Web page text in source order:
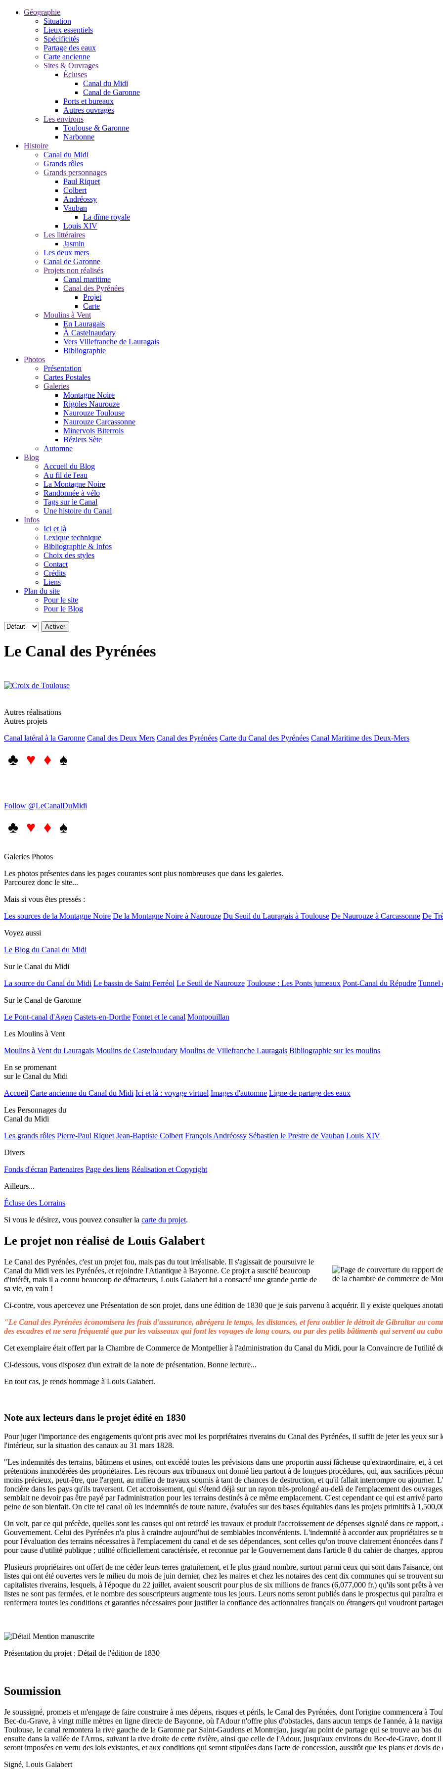
Géographie
Situation
Lieux essentiels
Spécificités
Partage des eaux
Carte ancienne
Sites & Ouvrages
Écluses
Canal du Midi
Canal de Garonne
Ports et bureaux
Autres ouvrages
Les environs
Toulouse & Garonne
Narbonne
Histoire
Canal du Midi
Grands rôles
Grands personnages
Paul Riquet
Colbert
Andréossy
Vauban
La dîme royale
Louis XIV
Les littéraires
Jasmin
Les deux mers
Canal de Garonne
Projets non réalisés
Canal maritime
Canal des Pyrénées
Projet
Carte
Moulins à Vent
En Lauragais
À Castelnaudary
Vers Villefranche de Lauragais
Bibliographie
Photos
Présentation
Cartes Postales
Galeries
Montagne Noire
Rigoles Naurouze
Naurouze Toulouse
Naurouze Carcassonne
Minervois Biterrois
Béziers Sète
Automne
Blog
Accueil du Blog
Au fil de l'eau
La Montagne Noire
Randonnée à vélo
Tags sur le Canal
Une histoire du Canal
Infos
Ici et là
Lexique technique
Bibliographie & Infos
Choix des styles
Contact
Crédits
Liens
Plan du site
Pour le site
Pour le Blog
Le Canal des Pyrénées
Autres réalisations
Autres projets
Canal latéral à la Garonne Canal des Deux Mers Canal des Pyrénées Carte du Canal des Pyrénées Canal Maritime des Deux-Mers
♣ ♥ ♦ ♠
Follow @LeCanalDuMidi
♣ ♥ ♦ ♠
Galeries Photos
Les photos présentes dans les pages courantes sont plus nombreuses que dans les galeries.
Parcourez donc le site...
Mais si vous êtes pressés :
Les sources de la Montagne Noire De la Montagne Noire à Naurouze Du Seuil du Lauragais à Toulouse De Naurouze à Carcassonne De
Voyez aussi
Le Blog du Canal du Midi
Sur le Canal du Midi
La source du Canal du Midi Le bassin de Saint Ferréol Le Seuil de Naurouze Toulouse : Les Ponts jumeaux Pont-Canal du Répudre Tunnel
Sur le Canal de Garonne
Le Pont-canal d'Agen Castets-en-Dorthe Fontet et le canal Montpouillan
Les Moulins à Vent
Moulins à Vent du Lauragais Moulins de Castelnaudary Moulins de Villefranche Lauragais Bibliographie sur les moulins
En se promenant
sur le Canal du Midi
Accueil Carte ancienne du Canal du Midi Ici et là : voyage virtuel Images d'automne Ligne de partage des eaux
Les Personnages du
Canal du Midi
Les grands rôles Pierre-Paul Riquet Jean-Baptiste Colbert François Andréossy Sébastien le Prestre de Vauban Louis XIV
Divers
Fonds d'écran Partenaires Page des liens Réalisation et Copyright
Ailleurs...
Écluse des Lorrains
Si vous le désirez, vous pouvez consulter la carte du projet.
Le projet non réalisé de Louis Galabert
Le Canal des Pyrénées, c'est un projet fou, mais pas du tout irréalisable. Il s'agissait de poursuivre le
Canal du Midi vers les Pyrénées, et rejoindre l'Atlantique à Bayonne. Ce projet a suscité beaucoup
d'intérêt, mais il a connu beaucoup de détracteurs, Louis Galabert lui a consacré une grande partie de
sa vie, en vain !
Ci-contre, vous apercevez une Présentation de son projet, dans une édition de 1830 que je suis parvenu à acquérir. Il y existe quelques
"Le Canal des Pyrénées économisera les frais d'assurance, abrégera le temps, les distances, et fera oublier le détroit de Gibraltar au
des escadres et ne sera fréquenté que par les vaisseaux qui font les voyages de long cours, ou par des petits bâtiments qui servent au
Cet exemplaire était offert par la Chambre de Commerce de Montpellier à l'administration du Canal du Midi, pour la Convaincre de l'utilité
Ci-dessous, vous disposez d'un extrait de la note de présentation. Bonne lecture...
En tout cas, je rends hommage à Louis Galabert.
Note aux lecteurs dans le projet édité en 1830
Pour juger l'importance des engagements qu'ont pris avec moi les porpriétaires riverains du Canal des Pyrénées, il suffit de jeter les yeux
l'intérieur, sur la situation des canaux au 31 mars 1828.
"Les indemnités des terrains, bâtimens et usines, ont excédé toutes les prévisions dans une proportin aussi fâcheuse qu'extraordinaire, et, à
prétentions immodérées des propriétaires. Les recours aux tribunaux ont donné lieu partout à de longues procédures, qui, aux sacrifices
moins précieux, peut-être, que l'argent, au milieu de travaux soumis à tant de chances de destruction, et qu'il fallait interrompre ou ajourner.
foncière dans les pays qu'ils traversent. Cet accroissement, qui s'étend déjà sur un rayon très-prolongé au-delà de l'emplacement des
semblait ne devoir pas être payé par l'administration pour les terrains destinés à ce même emplacement. C'est cependant ce qui est arrivé
peine de son bienfait. On cite tel canal où les indemnités de toute nature, évaluées sur des bases équitables dans les projets primitifs à
On voit, par ce qui précède, quelles sont les causes qui ont retardé les travaux et produit l'accroissement de dépenses signalé dans ce
Gouvernement. Celui des Pyrénées n'a plus à craindre aujourd'hui de semblables inconvénients. L'indemnité à accorder aux propriétaires se
pour l'évaluation des terrains nécessaires à l'emplacement du canal et de ses dépendances, sont celles qu'on trouve clairement énoncées
pour cause d'utilité publique ; utilité officiellement caractérisée, et reconnue par le Gouvernement dans l'article 8 du cahier de charges,
Plusieurs propriétaires ont offert de me céder leurs terres gratuitement, et le plus grand nombre, surtout parmi ceux qui sont dans l'aisance,
listes qui ont été ouvertes vers le milieu du mois de juin dernier, chez les maires et chez les notaires des cent dix communes qui se trouvent
capitalistes riverains, lesquels, à l'époque du 22 juillet, avaient souscrit pour plus de six millions de francs (6,077,000 fr.) qu'ils sont prêts à
listes ne sont pas fermées, et le nombre des souscripteurs augmente tous les jours. Leurs noms seront publiés dans le prospectus qui
renfermera toutes les conditions et garanties nécessaires pour justifier la confiance des actionnaires français ou étrangers qui voudront
Présentation du projet : Détail de l'édition de 1830
Soumission
Je soussigné, promets et m'engage de faire construire à mes dépens, risques et périls, le Canal des Pyrénées, dont l'origine commencera à
Bec-du-Grave, à vingt mille mètres en ligne directe de Bayonne, où l'Adour n'offre plus d'obstacles, dans aucun temps de l'année, à la
Toulouse, le canal remontera la rive gauche de la Garonne par Saint-Gaudens et Montrejau, jusqu'au point de partage qui se trouve au bas
ensuite dans la vallée de l'Arros, suivant la rive droite de cette rivière, ainsi que celle de l'Adour, jusqu'aux environs du Bec-de-Grave, dont
seront imposées en vertu des lois existantes, et aux conditions qui seront stipulées dans l'acte de concession, aussitôt que les plans et devis
Signé, Louis Galabert